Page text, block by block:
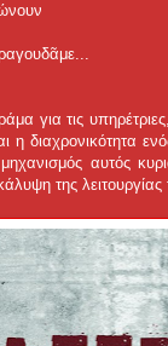
για τις
διαχρονικότητα
αυτός
της λειτουργίας